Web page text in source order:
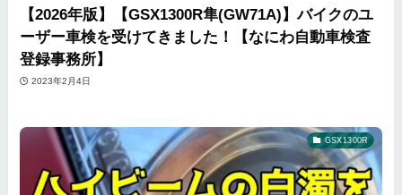
【2026年版】【GSX1300R隼(GW71A)】バイクのユ
ーザー車検を受けてきました！【なにわ自動車検査
登録事務所】
2023年2月4日
GSX1300R